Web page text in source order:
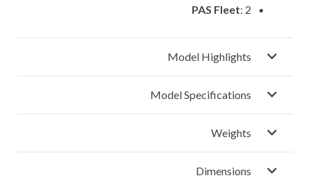
PAS Fleet: 2
Model Highlights
Model Specifications
Weights
Dimensions